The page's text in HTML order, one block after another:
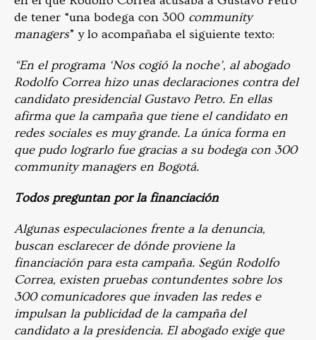
de tener “una bodega con 300 community
managers” y lo acompañaba el siguiente texto:
“En el programa ‘Nos cogió la noche’, al abogado
Rodolfo Correa hizo unas declaraciones contra del
candidato presidencial Gustavo Petro. En ellas
afirma que la campaña que tiene el candidato en
redes sociales es muy grande. La única forma en
que pudo lograrlo fue gracias a su bodega con 300
community managers en Bogotá.
Todos preguntan por la financiación
Algunas especulaciones frente a la denuncia,
buscan esclarecer de dónde proviene la
financiación para esta campaña. Según Rodolfo
Correa, existen pruebas contundentes sobre los
300 comunicadores que invaden las redes e
impulsan la publicidad de la campaña del
candidato a la presidencia. El abogado exige que